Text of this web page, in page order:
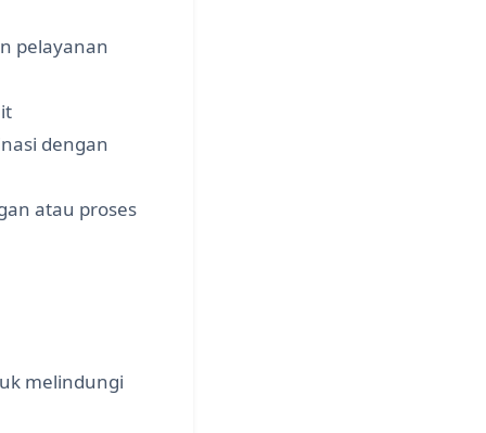
pelayanan
dengan
atau proses
melindungi